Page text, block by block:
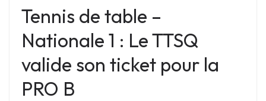
Tennis de table –
Nationale 1 : Le TTSQ
valide son ticket pour la
PRO B